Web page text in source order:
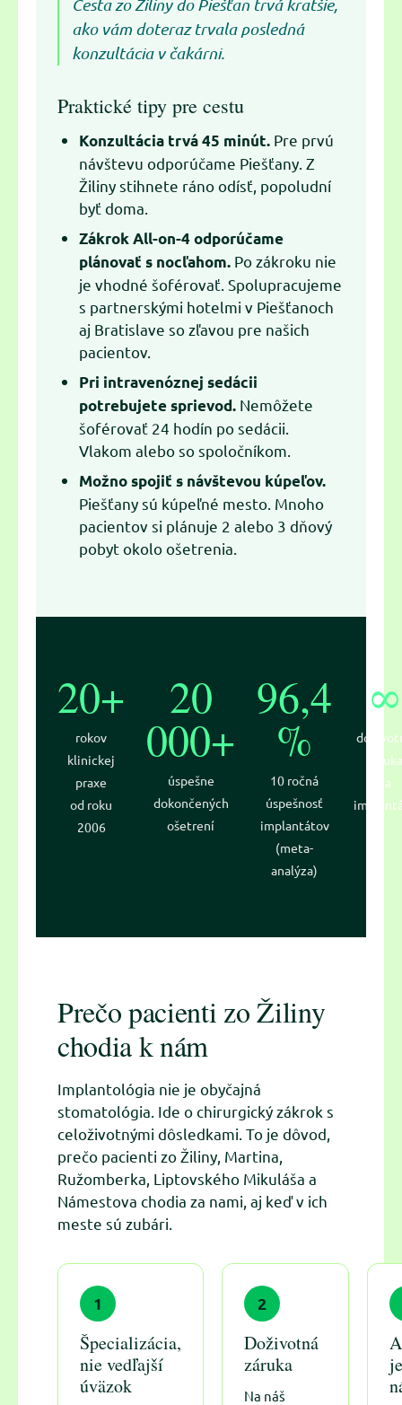
Cesta zo Žiliny do Piešťan trvá kratšie,
ako vám doteraz trvala posledná
konzultácia v čakárni.
Praktické tipy pre cestu
Konzultácia trvá 45 minút. Pre prvú
návštevu odporúčame Piešťany. Z
Žiliny stihnete ráno odísť, popoludní
byť doma.
Zákrok All-on-4 odporúčame
plánovať s nocľahom. Po zákroku nie
je vhodné šoférovať. Spolupracujeme
s partnerskými hotelmi v Piešťanoch
aj Bratislave so zľavou pre našich
pacientov.
Pri intravenóznej sedácii
potrebujete sprievod. Nemôžete
šoférovať 24 hodín po sedácii.
Vlakom alebo so spoločníkom.
Možno spojiť s návštevou kúpeľov.
Piešťany sú kúpeľné mesto. Mnoho
pacientov si plánuje 2 alebo 3 dňový
pobyt okolo ošetrenia.
20+
rokov
klinickej
praxe
od roku
2006
20
000+
úspešne
dokončených
ošetrení
96,4
%
10 ročná
úspešnosť
implantátov
(meta-
analýza)
∞
záruka
na
Prečo pacienti zo Žiliny
chodia k nám
Implantológia nie je obyčajná
stomatológia. Ide o chirurgický zákrok s
celoživotnými dôsledkami. To je dôvod,
prečo pacienti zo Žiliny, Martina,
Ružomberka, Liptovského Mikuláša a
Námestova chodia za nami, aj keď v ich
meste sú zubári.
1
Špecializácia,
nie vedľajší
úväzok
2
Doživotná
záruka
Na náš